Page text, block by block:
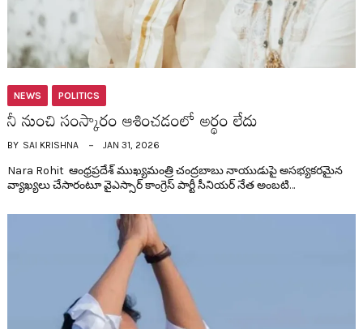
NEWS POLITICS
నీ నుంచి సంస్కారం ఆశించ‌డంలో అర్థం లేదు
BY SAI KRISHNA JAN 31, 2026
Nara Rohit ఆంధ్ర‌ప్ర‌దేశ్ ముఖ్య‌మంత్రి చంద్ర‌బాబు నాయుడుపై అస‌భ్య‌క‌ర‌మైన
వ్యాఖ్య‌లు చేసారంటూ వైఎస్సార్ కాంగ్రెస్ పార్టీ సీనియ‌ర్ నేత అంబ‌టి…